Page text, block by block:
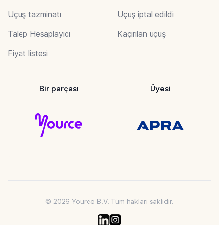
Uçuş tazminatı
Talep Hesaplayıcı
Fiyat listesi
Uçuş iptal edildi
Kaçırılan uçuş
Bir parçası Üyesi
© 2026 Yource B.V. Tüm hakları saklıdır.